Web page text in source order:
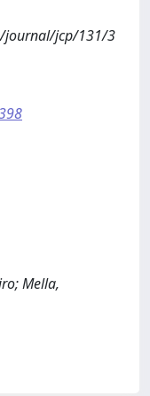
journal/jcp/131/3
Mella,